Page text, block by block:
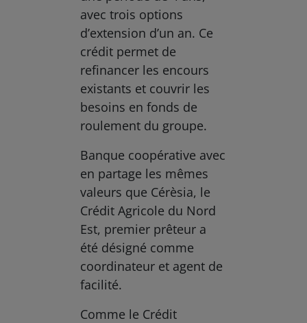
avec trois options
d’extension d’un an. Ce
crédit permet de
refinancer les encours
existants et couvrir les
besoins en fonds de
roulement du groupe.
Banque coopérative avec
en partage les mêmes
valeurs que Cérèsia, le
Crédit Agricole du Nord
Est, premier prêteur a
été désigné comme
coordinateur et agent de
facilité.
Comme le Crédit